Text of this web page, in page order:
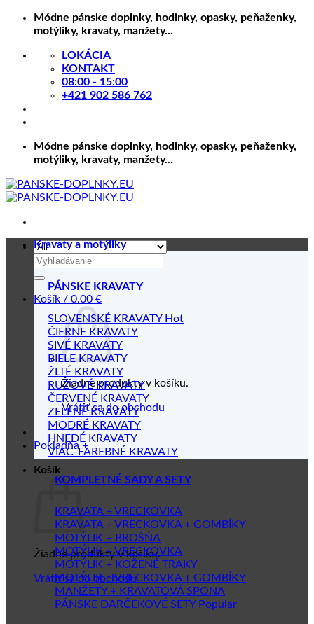
Skip
Módne pánske doplnky, hodinky, opasky, peňaženky,
motýliky, kravaty, manžety...
LOKÁCIA
KONTAKT
08:00 - 15:00
+421 902 586 762
Módne pánske doplnky, hodinky, opasky, peňaženky,
motýliky, kravaty, manžety...
Hľadať:
Košík / 0.00 €
Žiadne produkty v košíku.
Vrátiť sa do obchodu
Pokladňa +
Košík
Žiadne produkty v košíku.
Vrátiť sa do obchodu
Kravaty a motýliky
PÁNSKE KRAVATY
SLOVENSKÉ KRAVATY
ČIERNE KRAVATY
SIVÉ KRAVATY
BIELE KRAVATY
ŽLTÉ KRAVATY
RUŽOVÉ KRAVATY
ČERVENÉ KRAVATY
ZELENÉ KRAVATY
MODRÉ KRAVATY
HNEDÉ KRAVATY
VIAC-FAREBNÉ KRAVATY
KOMPLETNÉ SADY A SETY
KRAVATA + VRECKOVKA
KRAVATA + VRECKOVKA + GOMBÍKY
MOTÝLIK + BROŠŇA
MOTÝLIK + VRECKOVKA
MOTÝLIK + KOŽENÉ TRAKY
MOTÝLIK + VRECKOVKA + GOMBÍKY
MANŽETY + KRAVATOVÁ SPONA
PÁNSKE DARČEKOVÉ SETY